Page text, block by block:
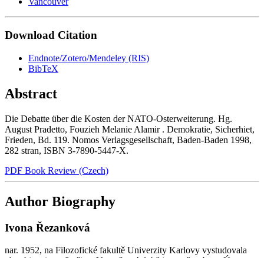
Download Citation
Endnote/Zotero/Mendeley (RIS)
BibTeX
Abstract
Die Debatte über die Kosten der NATO-Osterweiterung. Hg.
August Pradetto, Fouzieh Melanie Alamir . Demokratie, Sicherhiet,
Frieden, Bd. 119. Nomos Verlagsgesellschaft, Baden-Baden 1998,
282 stran, ISBN 3-7890-5447-X.
PDF Book Review (Czech)
Author Biography
Ivona Řezanková
nar. 1952, na Filozofické fakultě Univerzity Karlovy vystudovala